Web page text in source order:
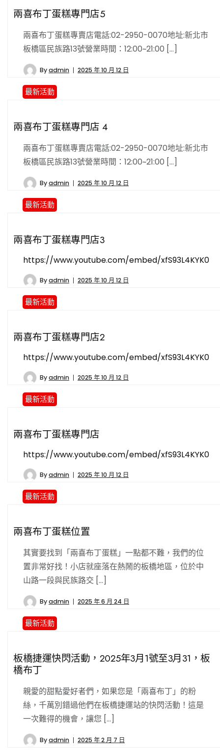
兩喜布丁蛋糕專門店5
兩喜布丁蛋糕專賣店電話:02-2950-0070地址:新北市
板橋區民族路13號營業時間：12:00~21:00 […]
Byadmin 2025 年 10 月 12 日
最新活動
兩喜布丁蛋糕專門店 4
兩喜布丁蛋糕專賣店電話:02-2950-0070地址:新北市
板橋區民族路13號營業時間：12:00~21:00 […]
Byadmin 2025 年 10 月 12 日
最新活動
兩喜布丁蛋糕專門店3
https://www.youtube.com/embed/xfS93L4KYK0
Byadmin 2025 年 10 月 12 日
最新活動
兩喜布丁蛋糕專門店2
https://www.youtube.com/embed/xfS93L4KYK0
Byadmin 2025 年 10 月 12 日
最新活動
兩喜布丁蛋糕專門店
https://www.youtube.com/embed/xfS93L4KYK0
Byadmin 2025 年 10 月 12 日
最新活動
兩喜布丁蛋糕位置
其實要找到「兩喜布丁蛋糕」一點都不難，我們的位
置非常好找！小店就座落在熱鬧的板橋地區，位於中
山路一段與民族路交 […]
Byadmin 2025 年 6 月 24 日
最新活動
板橋捷運快閃活動，2025年3月1號至3月31，板
橋布丁
親愛的甜點愛好者們，如果您是「兩喜布丁」的粉
絲，千萬別錯過他們在板橋捷運站的快閃活動！這是
一次難得的機會，讓您 […]
Byadmin 2025 年 2 月 7 日